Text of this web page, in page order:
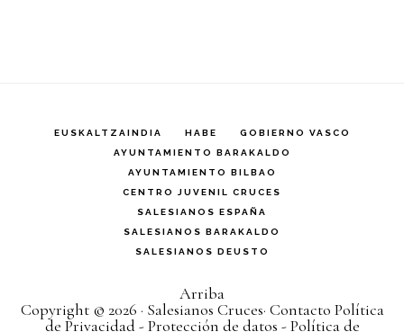
EUSKALTZAINDIA HABE
GOBIERNO VASCO
AYUNTAMIENTO BARAKALDO
AYUNTAMIENTO BILBAO
CENTRO JUVENIL CRUCES
SALESIANOS ESPAÑA
SALESIANOS BARAKALDO
SALESIANOS DEUSTO
Arriba
Copyright © 2026 · Salesianos Cruces· Contacto Política
de Privacidad - Protección de datos - Política de